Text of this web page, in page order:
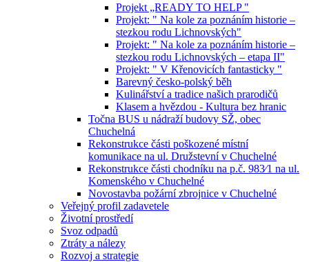
Projekt „READY TO HELP "
Projekt: " Na kole za poznáním historie –
stezkou rodu Lichnovských"
Projekt: " Na kole za poznáním historie –
stezkou rodu Lichnovských – etapa II"
Projekt: " V Křenovicích fantasticky "
Barevný česko-polský běh
Kulinářství a tradice našich prarodičů
Klasem a hvězdou - Kultura bez hranic
Točna BUS u nádraží budovy SŽ, obec
Chuchelná
Rekonstrukce části poškozené místní
komunikace na ul. Družstevní v Chuchelné
Rekonstrukce části chodníku na p.č. 983⁄1 na ul.
Komenského v Chuchelné
Novostavba požární zbrojnice v Chuchelné
Veřejný profil zadavetele
Životní prostředí
Svoz odpadů
Ztráty a nálezy
Rozvoj a strategie